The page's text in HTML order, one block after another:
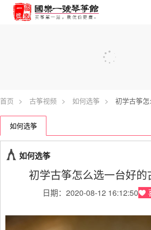
首页 > 古筝视频 > 如何选筝 > 初学古筝怎
如何选筝
如何选筝
初学古筝怎么选一台好的
日期：2020-08-12 16:12:50